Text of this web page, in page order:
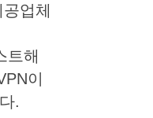
업체
트해
이
.